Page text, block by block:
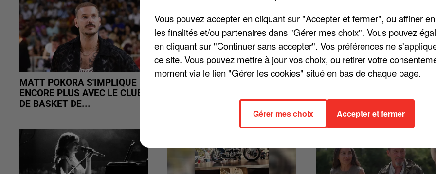
MATT POKORA S'IMPLIQUE
ENCORE PLUS AVEC LE CLUB
DE BASKET DE...
MESSAGE DE SOUTIEN...
VIANNEY N’EST DÉJÀ PLUS
ÉTAGE DE LA TOUR...
Vous pouvez accepter en cliquant sur "Accepter et fermer", ou affiner
les finalités et/ou partenaires dans "Gérer mes choix". Vous pouvez
en cliquant sur "Continuer sans accepter". Vos préférences ne
ce site. Vous pouvez mettre à jour vos choix, ou retirer votre
moment via le lien "Gérer les cookies" situé en bas de chaque page.
Gérer mes choix Accepter et fermer